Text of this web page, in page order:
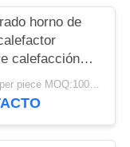
horno de
calefacción
elementos de
alambre
USD 50 per piece MOQ:100 piezas